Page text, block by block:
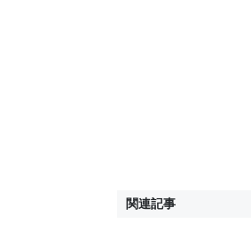
関連記事